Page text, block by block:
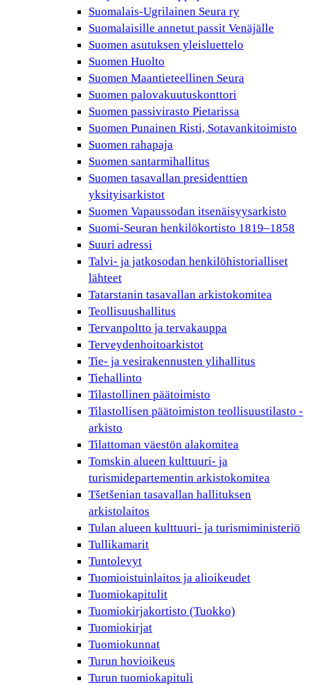
Suomalais-Ugrilainen Seura ry
Suomalaisille annetut passit Venäjälle
Suomen asutuksen yleisluettelo
Suomen Huolto
Suomen Maantieteellinen Seura
Suomen palovakuutuskonttori
Suomen passivirasto Pietarissa
Suomen Punainen Risti, Sotavankitoimisto
Suomen rahapaja
Suomen santarmihallitus
Suomen tasavallan presidenttien
yksityisarkistot
Suomen Vapaussodan itsenäisyysarkisto
Suomi-Seuran henkilökortisto 1819–1858
Suuri adressi
Talvi- ja jatkosodan henkilöhistorialliset
lähteet
Tatarstanin tasavallan arkistokomitea
Teollisuushallitus
Tervanpoltto ja tervakauppa
Terveydenhoitoarkistot
Tie- ja vesirakennusten ylihallitus
Tiehallinto
Tilastollinen päätoimisto
Tilastollisen päätoimiston teollisuustilasto -
arkisto
Tilattoman väestön alakomitea
Tomskin alueen kulttuuri- ja
turismidepartementin arkistokomitea
Tšetšenian tasavallan hallituksen
arkistolaitos
Tulan alueen kulttuuri- ja turismiministeriö
Tullikamarit
Tuntolevyt
Tuomioistuinlaitos ja alioikeudet
Tuomiokapitulit
Tuomiokirjakortisto (Tuokko)
Tuomiokirjat
Tuomiokunnat
Turun hovioikeus
Turun tuomiokapituli